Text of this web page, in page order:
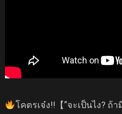
โคตรเจ๋ง!!【”จะเป็นไง? ถ้